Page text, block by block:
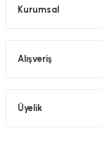
Kurumsal
Alışveriş
Üyelik